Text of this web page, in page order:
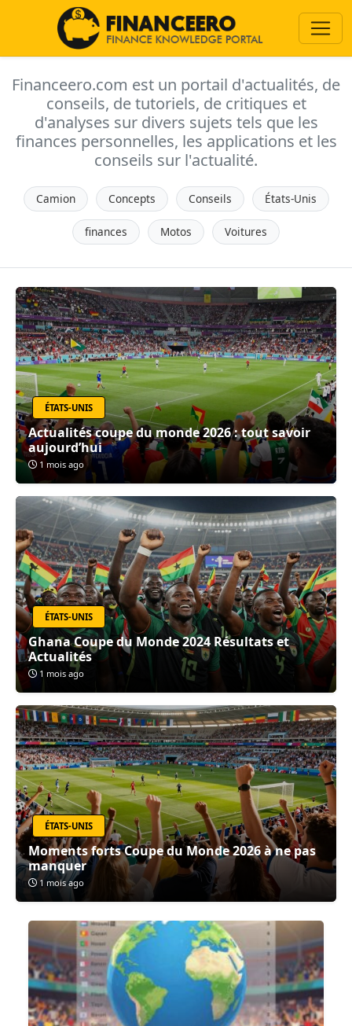
Financeero.com est un portail d'actualités, de
conseils, de tutoriels, de critiques et
d'analyses sur divers sujets tels que les
finances personnelles, les applications et les
conseils sur l'actualité.
Camion Concepts Conseils États-Unis
finances Motos Voitures
ÉTATS-UNIS
Actualités coupe du monde 2026 : tout savoir
aujourd’hui
1 mois ago
ÉTATS-UNIS
Ghana Coupe du Monde 2024 Résultats et
Actualités
1 mois ago
ÉTATS-UNIS
Moments forts Coupe du Monde 2026 à ne pas
manquer
1 mois ago